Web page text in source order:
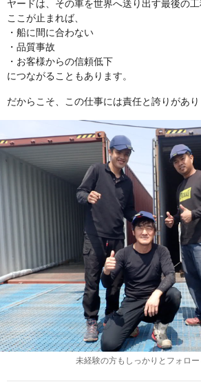
ヤードは、その車を世界へ送り出す最後の工
ここが止まれば、
・船に間に合わない
・品質事故
・お客様からの信頼低下
につながることもあります。
だからこそ、この仕事には責任と誇りがあり
未経験の方もしっかりとフォロ